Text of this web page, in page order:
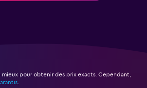
mieux pour obtenir des prix exacts. Cependant,
.